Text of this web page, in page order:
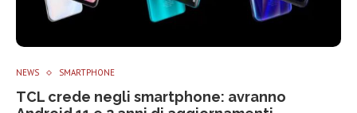
NEWS SMARTPHONE
TCL crede negli smartphone: avranno